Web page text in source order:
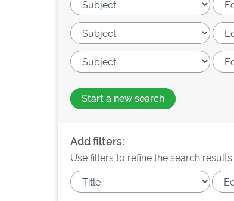
Start a new search
Add filters:
Use filters to refine the search results.